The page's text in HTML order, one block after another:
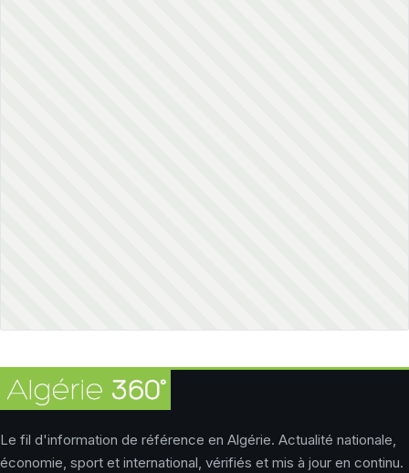
Le fil d'information de référence en Algérie. Actualité nationale,
économie, sport et international, vérifiés et mis à jour en continu.